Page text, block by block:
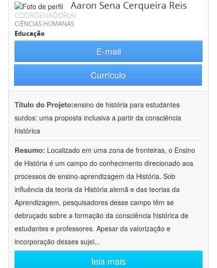
Aaron Sena Cerqueira Reis
COORDENADOR(A)
CIÊNCIAS HUMANAS
Educação
E-mail
Currículo
Título do Projeto:ensino de história para estudantes
surdos: uma proposta inclusiva a partir da consciência
histórica
Resumo: Localizado em uma zona de fronteiras, o Ensino
de História é um campo do conhecimento direcionado aos
processos de ensino-aprendizagem da História. Sob
influência da teoria da História alemã e das teorias da
Aprendizagem, pesquisadores desse campo têm se
debruçado sobre a formação da consciência histórica de
estudantes e professores. Apesar da valorização e
incorporação desses sujei...
leia mais